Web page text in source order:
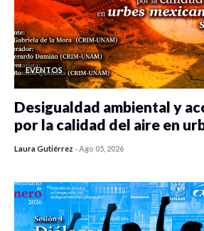
EVENTOS
Desigualdad ambiental y
por la calidad del aire en
Laura Gutiérrez -Ago 05, 2026